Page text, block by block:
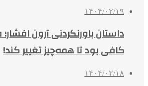
۱۴۰۴/۰۲/۱۹
داستان باورنکردنی آرون
کافی بود تا همه‌چیز تغییر کند!
۱۴۰۴/۰۲/۱۸